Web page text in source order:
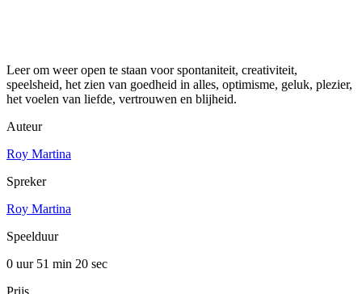
Leer om weer open te staan voor spontaniteit, creativiteit,
speelsheid, het zien van goedheid in alles, optimisme, geluk, plezier,
het voelen van liefde, vertrouwen en blijheid.
Auteur
Roy Martina
Spreker
Roy Martina
Speelduur
0 uur 51 min 20 sec
Prijs